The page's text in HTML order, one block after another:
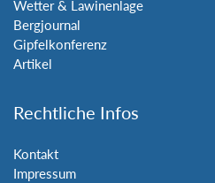
Wetter & Lawinenlage
Bergjournal
Gipfelkonferenz
Artikel
Rechtliche Infos
Kontakt
Impressum